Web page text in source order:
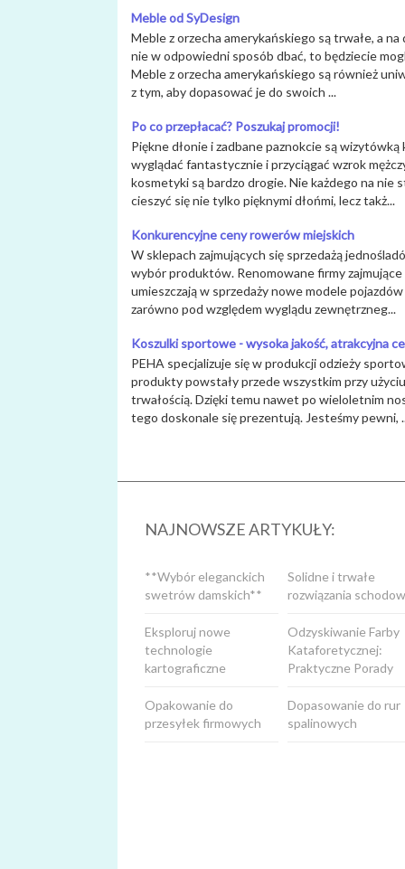
Meble od SyDesign
Meble z orzecha amerykańskiego są trwałe, a
nie w odpowiedni sposób dbać, to będziecie
Meble z orzecha amerykańskiego są również
z tym, aby dopasować je do swoich ...
Po co przepłacać? Poszukaj promocji!
Piękne dłonie i zadbane paznokcie są
wyglądać fantastycznie i przyciągać wzrok
kosmetyki są bardzo drogie. Nie każdego na
cieszyć się nie tylko pięknymi dłońmi, lecz takż...
Konkurencyjne ceny rowerów miejskich
W sklepach zajmujących się sprzedażą
wybór produktów. Renomowane firmy
umieszczają w sprzedaży nowe modele
zarówno pod względem wyglądu zewnętrzneg...
Koszulki sportowe - wysoka jakość, atrakcyjna
PEHA specjalizuje się w produkcji odzieży
produkty powstały przede wszystkim przy
trwałością. Dzięki temu nawet po wieloletnim
tego doskonale się prezentują. Jesteśmy pewni,
NAJNOWSZE ARTYKUŁY:
Solidne i trwałe
rozwiązania
**Wybór eleganckich
swetrów damskich**
Odzyskiwanie Farby
Kataforetycznej:
Praktyczne Porady
Eksploruj nowe
technologie
kartograficzne
Dopasowanie do rur
spalinowych
Opakowanie do
przesyłek firmowych